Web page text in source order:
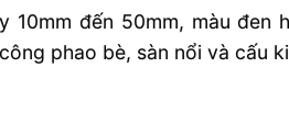
đến 50mm, màu đen
phao bè, sàn nổi và cấu